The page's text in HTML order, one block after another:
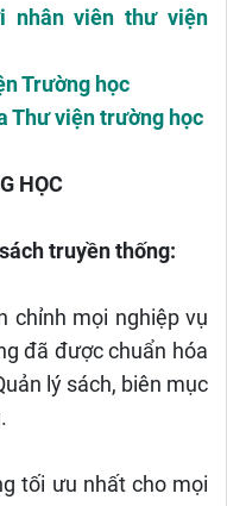
nhân viên thư viện
Trường học
Thư viện trường học
HỌC
truyền thống:
chỉnh mọi nghiệp vụ
đã được chuẩn hóa
lý sách, biên mục
tối ưu nhất cho mọi